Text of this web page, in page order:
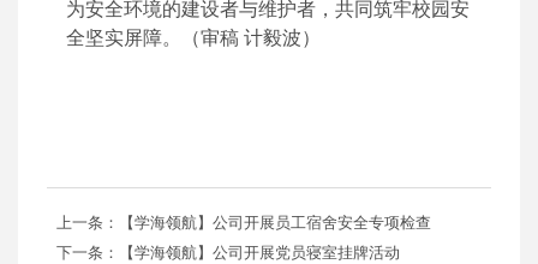
为安全环境的建设者与维护者，共同筑牢校园安
全坚实屏障。
（审稿 计毅波）
上一条：【学海领航】公司开展员工宿舍安全专项检查
下一条：【学海领航】公司开展党员寝室挂牌活动